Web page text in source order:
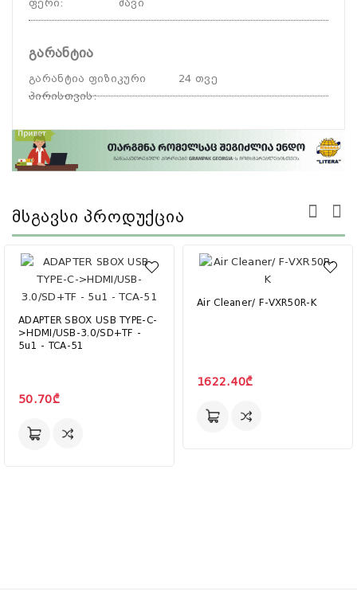
ფერი: შავი
გარანტია
გარანტია ფიზიკური
პირისთვის:
24 თვე
Მსგავსი Პროდუქცია
ADAPTER SBOX USB TYPE-C-
>HDMI/USB-3.0/SD+TF -
5u1 - TCA-51
50.70₾
Air Cleaner/ F-VXR50R-K
1622.40₾